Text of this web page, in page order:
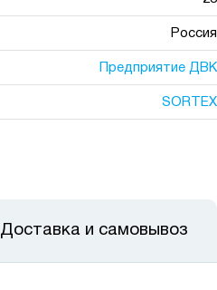
Россия
Предприятие ДВК
SORTEX
Доставка и самовывоз